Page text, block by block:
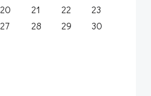
20 21 22
23
27 28 29
30